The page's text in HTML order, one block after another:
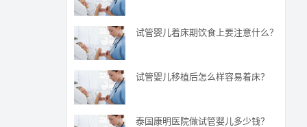
试管婴儿着床期饮食上要注意什么？
试管婴儿移植后怎么样容易着床？
泰国康明医院做试管婴儿多少钱？